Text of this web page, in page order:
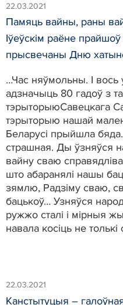
22.03.2021
Памяць вайны, раны
Іўеўскім раёне
прысвечаны Дню
…Час няўмольны. І
адзначыць 80 гадоў з
тэрыторыюСавецкага
тэрыторыю нашай
Беларусі прыйшла
страшная. Ды ўзняўся
вайну сваю
што абаранялі нашы
зямлю, Радзіму сваю,
бацькоў… Узняўся
ружжо сталі і мірныя
навала косіць не толькі
22.03.2021
Канстытуцыя –